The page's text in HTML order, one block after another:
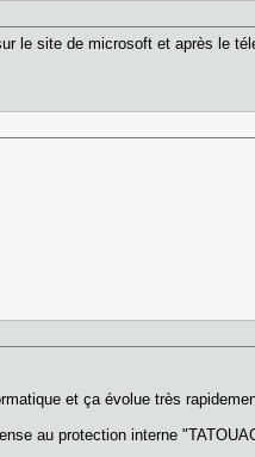
le site de microsoft et après le
et ça évolue très
au protection interne